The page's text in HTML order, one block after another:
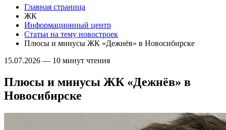
Главная страница
ЖК
Информационный центр
Статьи на тему новостроек
Плюсы и минусы ЖК «Дежнёв» в Новосибирске
15.07.2026 — 10 минут чтения
Плюсы и минусы ЖК «Дежнёв» в
Новосибирске